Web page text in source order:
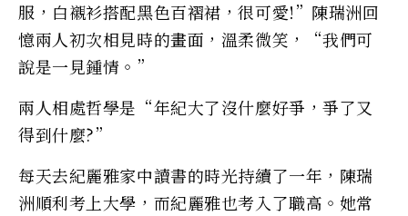
服，白襯衫搭配黑色百褶裙，很可愛!”陳瑞洲回
憶兩人初次相見時的畫面，溫柔微笑，“我們可
說是一見鍾情。”
兩人相處哲學是“年紀大了沒什麼好爭，爭了又
得到什麼?”
每天去紀麗雅家中讀書的時光持續了一年，陳瑞
洲順利考上大學，而紀麗雅也考入了職高。她常